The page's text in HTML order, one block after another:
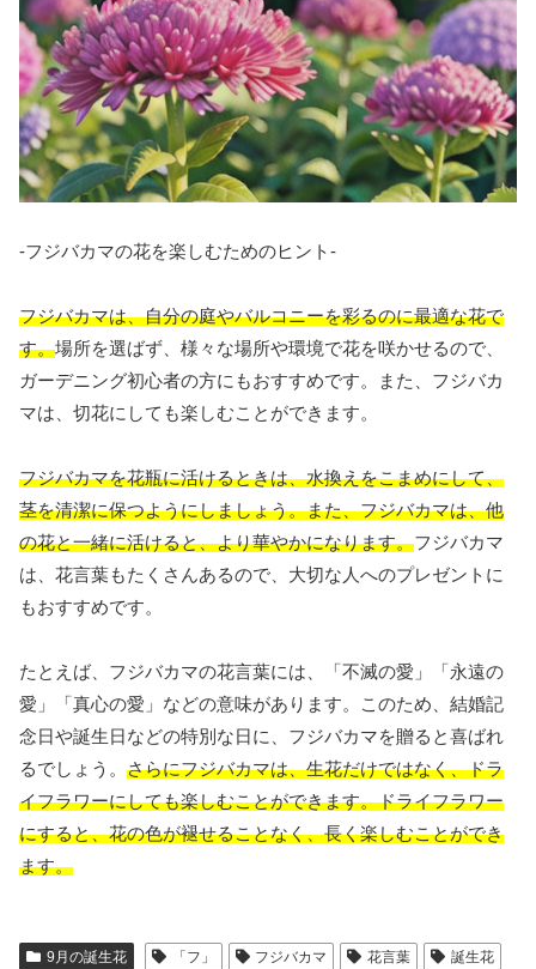
-フジバカマの花を楽しむためのヒント-
フジバカマは、自分の庭やバルコニーを彩るのに最適な花で
す。場所を選ばず、様々な場所や環境で花を咲かせるので、
ガーデニング初心者の方にもおすすめです。また、フジバカ
マは、切花にしても楽しむことができます。
フジバカマを花瓶に活けるときは、水換えをこまめにして、
茎を清潔に保つようにしましょう。また、フジバカマは、他
の花と一緒に活けると、より華やかになります。フジバカマ
は、花言葉もたくさんあるので、大切な人へのプレゼントに
もおすすめです。
たとえば、フジバカマの花言葉には、「不滅の愛」「永遠の
愛」「真心の愛」などの意味があります。このため、結婚記
念日や誕生日などの特別な日に、フジバカマを贈ると喜ばれ
るでしょう。 さらにフジバカマは、生花だけではなく、ドラ
イフラワーにしても楽しむことができます。ドライフラワー
にすると、花の色が褪せることなく、長く楽しむことができ
ます。
9月の誕生花 「フ」 フジバカマ 花言葉 誕生花